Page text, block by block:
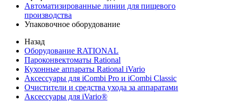
Автоматизированные линии для пищевого
производства
Упаковочное оборудование
Назад
Оборудование RATIONAL
Пароконвектоматы Rational
Кухонные аппараты Rational iVario
Аксессуары для iCombi Pro и iCombi Classic
Очистители и средства ухода за аппаратами
Аксессуары для iVario®